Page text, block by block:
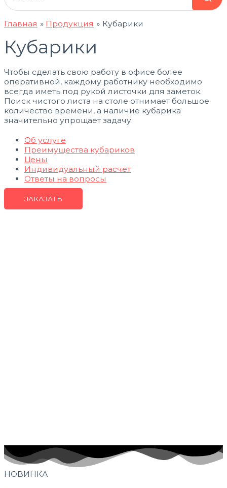
Главная Продукция Кубарики
Кубарики
Чтобы сделать свою работу в офисе более
оперативной, каждому работнику необходимо
всегда иметь под рукой листочки для заметок.
Поиск чистого листа на столе отнимает большое
количество времени, а наличие кубарика
значительно упрощает задачу.
Об услуге
Преимущества кубариков
Цены
Индивидуальный расчет
Ответы на вопросы
ЗАКАЗАТЬ
НОВИНКА